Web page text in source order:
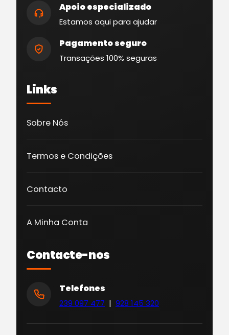
Apoio especializado
Estamos aqui para ajudar
Pagamento seguro
Transações 100% seguras
Links
Sobre Nós
Termos e Condições
Contacto
A Minha Conta
Contacte-nos
Telefones
239 097 477 | 928 145 320